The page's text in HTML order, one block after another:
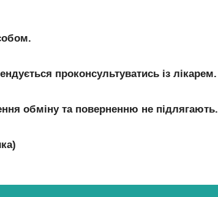
проконсультуватись із лікарем.
обміну та поверненню не підлягають.